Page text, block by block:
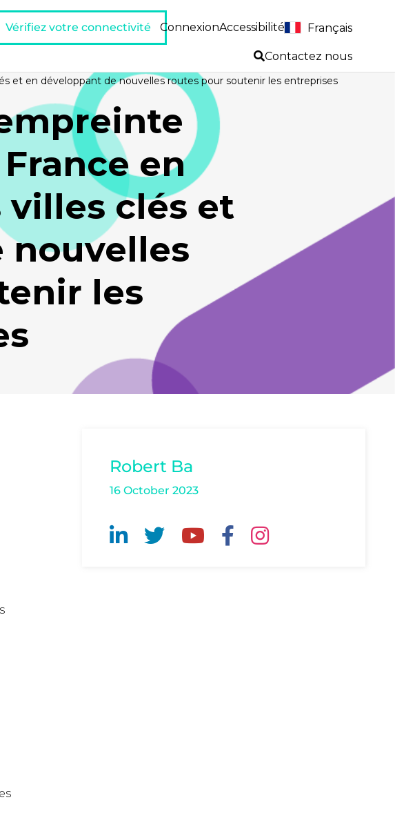
Vérifiez votre connectivité ConnexionAccessibilité Français
Contactez nous
en
villes clés et
nouvelles
les
et en développant de nouvelles routes pour soutenir les entreprises
Robert Ba
16 October 2023